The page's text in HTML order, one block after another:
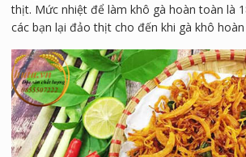
thịt. Mức nhiệt để làm khô gà hoàn toàn là
các bạn lại đảo thịt cho đến khi gà khô